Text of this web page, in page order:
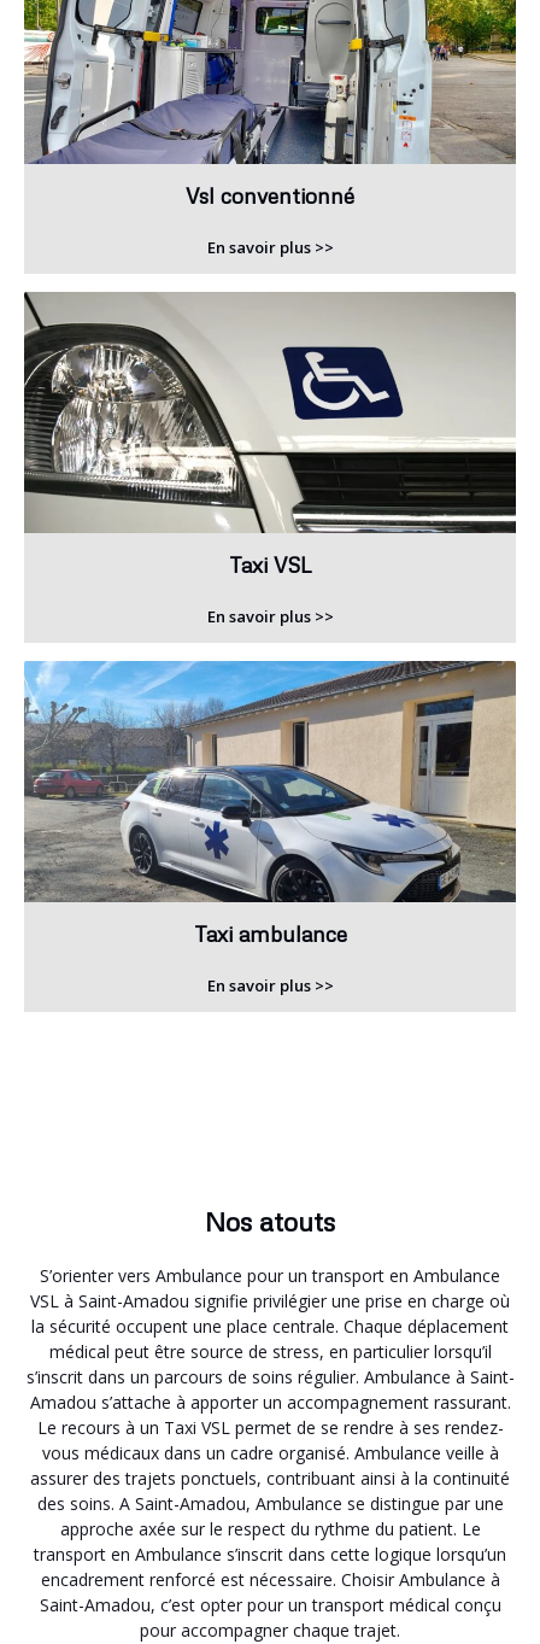
Vsl conventionné
En savoir plus >>
Taxi VSL
En savoir plus >>
Taxi ambulance
En savoir plus >>
Nos atouts
S’orienter vers Ambulance pour un transport en Ambulance
VSL à Saint-Amadou signifie privilégier une prise en charge où
la sécurité occupent une place centrale. Chaque déplacement
médical peut être source de stress, en particulier lorsqu’il
s’inscrit dans un parcours de soins régulier. Ambulance à Saint-
Amadou s’attache à apporter un accompagnement rassurant.
Le recours à un Taxi VSL permet de se rendre à ses rendez-
vous médicaux dans un cadre organisé. Ambulance veille à
assurer des trajets ponctuels, contribuant ainsi à la continuité
des soins. A Saint-Amadou, Ambulance se distingue par une
approche axée sur le respect du rythme du patient. Le
transport en Ambulance s’inscrit dans cette logique lorsqu’un
encadrement renforcé est nécessaire. Choisir Ambulance à
Saint-Amadou, c’est opter pour un transport médical conçu
pour accompagner chaque trajet.